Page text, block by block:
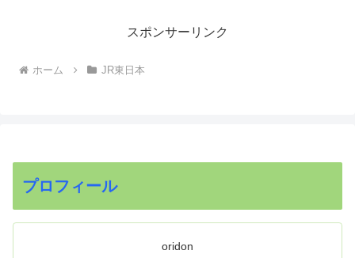
スポンサーリンク
ホーム JR東日本
プロフィール
oridon